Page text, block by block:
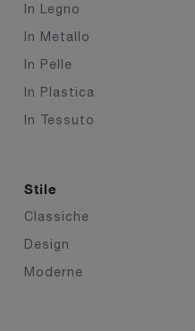
In Legno
In Metallo
In Pelle
In Plastica
In Tessuto
Stile
Classiche
Design
Moderne